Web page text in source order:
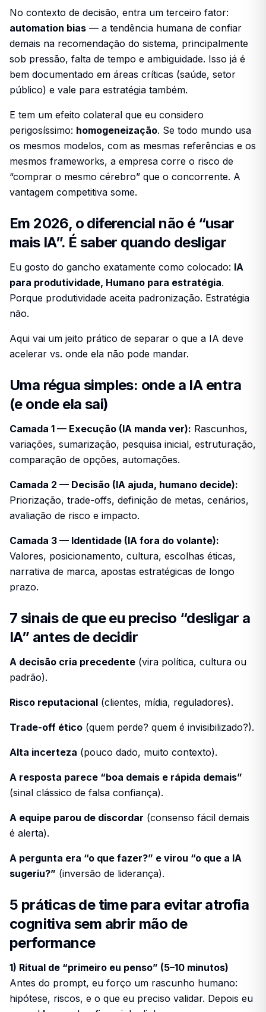
No contexto de decisão, entra um terceiro fator:
automation bias — a tendência humana de confiar
demais na recomendação do sistema, principalmente
sob pressão, falta de tempo e ambiguidade. Isso já é
bem documentado em áreas críticas (saúde, setor
público) e vale para estratégia também.
E tem um efeito colateral que eu considero
perigosíssimo: homogeneização. Se todo mundo usa
os mesmos modelos, com as mesmas referências e os
mesmos frameworks, a empresa corre o risco de
“comprar o mesmo cérebro” que o concorrente. A
vantagem competitiva some.
Em 2026, o diferencial não é “usar
mais IA”. É saber quando desligar
Eu gosto do gancho exatamente como colocado: IA
para produtividade, Humano para estratégia.
Porque produtividade aceita padronização. Estratégia
não.
Aqui vai um jeito prático de separar o que a IA deve
acelerar vs. onde ela não pode mandar.
Uma régua simples: onde a IA entra
(e onde ela sai)
Camada 1 — Execução (IA manda ver): Rascunhos,
variações, sumarização, pesquisa inicial, estruturação,
comparação de opções, automações.
Camada 2 — Decisão (IA ajuda, humano decide):
Priorização, trade-offs, definição de metas, cenários,
avaliação de risco e impacto.
Camada 3 — Identidade (IA fora do volante):
Valores, posicionamento, cultura, escolhas éticas,
narrativa de marca, apostas estratégicas de longo
prazo.
7 sinais de que eu preciso “desligar a
IA” antes de decidir
A decisão cria precedente (vira política, cultura ou
padrão).
Risco reputacional (clientes, mídia, reguladores).
Trade-off ético (quem perde? quem é invisibilizado?).
Alta incerteza (pouco dado, muito contexto).
A resposta parece “boa demais e rápida demais”
(sinal clássico de falsa confiança).
A equipe parou de discordar (consenso fácil demais
é alerta).
A pergunta era “o que fazer?” e virou “o que a IA
sugeriu?” (inversão de liderança).
5 práticas de time para evitar atrofia
cognitiva sem abrir mão de
performance
1) Ritual de “primeiro eu penso” (5–10 minutos)
Antes do prompt, eu forço um rascunho humano:
hipótese, riscos, e o que eu preciso validar. Depois eu